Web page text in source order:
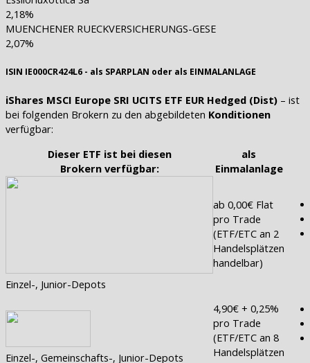
2,18%
MUENCHENER RUECKVERSICHERUNGS-GESE
2,07%
ISIN IE000CR424L6 - als SPARPLAN oder als EINMALANLAGE
iShares MSCI Europe SRI UCITS ETF EUR Hedged (Dist) – ist
bei folgenden Brokern zu den abgebildeten Konditionen
verfügbar:
Dieser ETF ist bei diesen
Brokern verfügbar:
als
Einmalanlage
Einzel-, Junior-Depots
ab 0,00€ Flat
pro Trade
(ETF/ETC an 2
Handelsplätzen
handelbar)
Einzel-, Gemeinschafts-, Junior-Depots
4,90€ + 0,25%
pro Trade
(ETF/ETC an 8
Handelsplätzen